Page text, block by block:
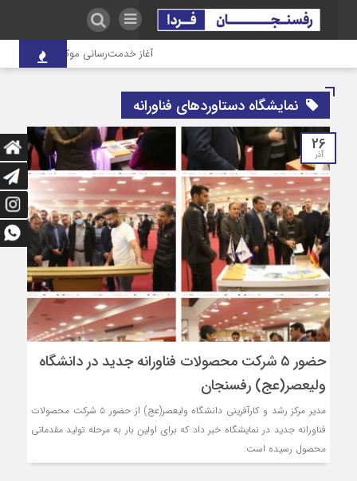
آغاز خدمت‌رسانی موکب درمانی
نمایشگاه دستاوردهای فناورانه
26
آذر
حضور ۵ شرکت محصولات فناورانه جدید در دانشگاه
ولیعصر(عج) رفسنجان
مدیر مرکز رشد و کارآفرینی دانشگاه ولیعصر(عج) از حضور ۵ شرکت محصولات
فناورانه جدید در نمایشگاه خبر داد که برای اولین بار به مرحله تولید مقدماتی
محصول رسیده است.